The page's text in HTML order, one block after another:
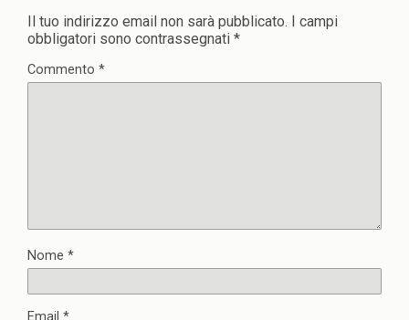
Il tuo indirizzo email non sarà pubblicato. I campi
obbligatori sono contrassegnati *
Commento *
Nome *
Email *